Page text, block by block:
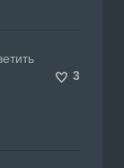
3